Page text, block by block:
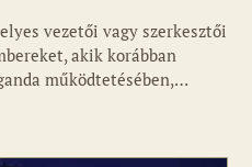
vezetői vagy szerkesztői
akik korábban
működtetésében,…